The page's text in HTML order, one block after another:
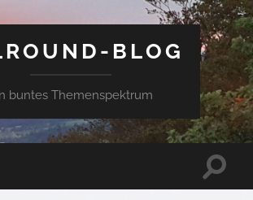
BLOG
buntes Themenspektrum